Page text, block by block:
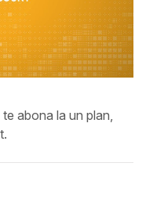
abona la un plan,